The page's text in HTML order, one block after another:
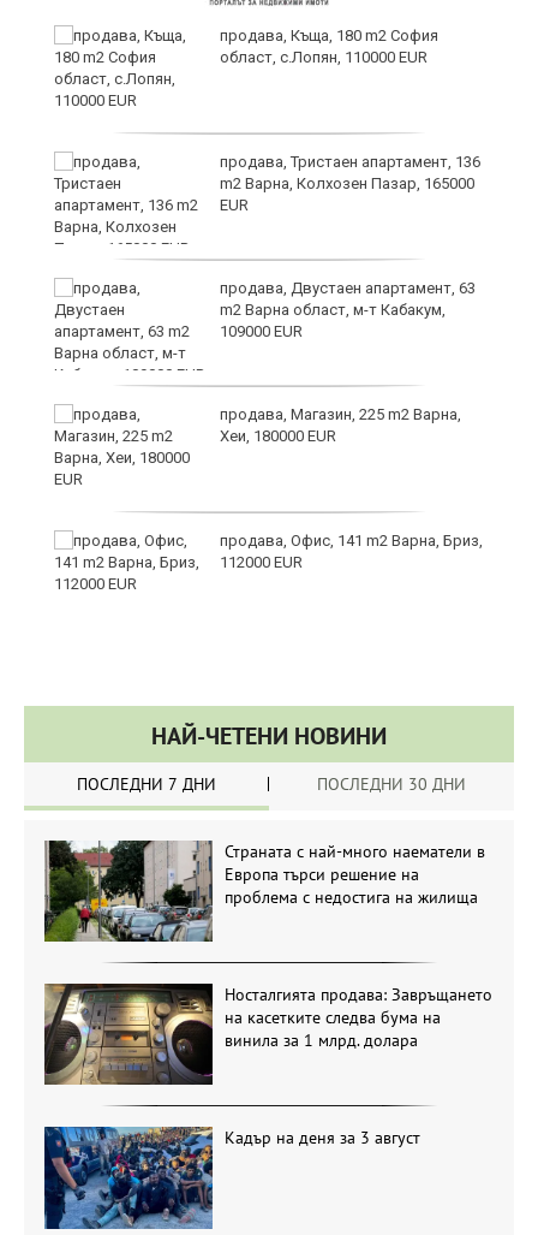
продава, Къща, 180 m2 София
област, с.Лопян, 110000 EUR
продава, Тристаен апартамент, 136
m2 Варна, Колхозен Пазар, 165000
EUR
продава, Двустаен апартамент, 63
m2 Варна област, м-т Кабакум,
109000 EUR
продава, Магазин, 225 m2 Варна,
Хеи, 180000 EUR
продава, Офис, 141 m2 Варна, Бриз,
112000 EUR
НАЙ-ЧЕТЕНИ НОВИНИ
ПОСЛЕДНИ 7 ДНИ ПОСЛЕДНИ 30 ДНИ
Страната с най-много наематели в
Европа търси решение на
проблема с недостига на жилища
Носталгията продава: Завръщането
на касетките следва бума на
винила за 1 млрд. долара
Кадър на деня за 3 август